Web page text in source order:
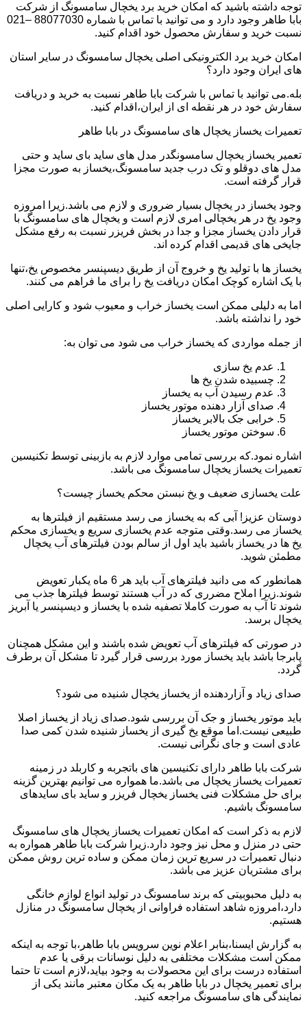
توجه داشته باشید که امکان خرید برد یخچال سامسونگ از شرکت
بابا طاهر وجود دارد و می توانید با تماس با شماره 88077030 –021
نسبت خرید و سفارش محصول خود اقدام کنید.
امکان خرید برد الکترونیکی اصلی یخچال سامسونگ در سایر استان
های ایران وجود دارد؟
بله.می توانید با تماس با شرکت بابا طاهر نسبت به خرید و دریافت
سفارش خود در هر نقطه ای از ایران،اقدام کنید.
تعمیرات یخساز یخچال های سامسونگ در بابا طاهر
تعمیر یخساز یخچال سامسونگدر مدل های ساید بای ساید و حتی
مدل های دوقلو و تک درب جدید سامسونگ،یخساز به صورت مجزا
قرار گرفته است.
وجود یخساز در یخچال بسیار ضروری و لازم می باشد.زیرا امروزه
وجود یخ در هر یخچالی امری لازم است و یخچال های سامسونگ با
قرار دادن یخساز مجزا و جدا در بخش فریزر نسبت به رفع مشکل
جایخی های قدیمی اقدام کرده اند.
یخساز ها با تولید یخ و خروج آن از طریق دیسپنسر مخصوص یخ،تنها
با یک اشاره کوچک امکان دریافت یخ را برای ما فراهم می کنند.
اما به دلیلی ممکن است یخساز خراب و معیوب شود و کارایی اصلی
خود را نداشته باشد.
از جمله مواردی که یخساز خراب می شود می توان به:
عدم یخ سازی
چسبیده شدن یخ ها
عدم رسیدن آب به یخساز
صدای آزار دهنده موتور یخساز
خرابی جک بالابر یخساز
سوختن موتور یخساز
اشاره نمود.که بررسی تمامی موارد لازم به بازبینی توسط تکنیسین
تعمیرات یخساز یخچال سامسونگ می باشد.
علت یخسازی ضعیف و یخ نبستن محکم یخساز چیست؟
دوستان عزیز! آبی که به یخساز می رسد مستقیم از فیلترها به
یخساز می رسد.وقتی متوجه عدم یخسازی سریع و یخسازی محکم
یخ ها در یخساز باشید باید اول از سالم بودن فیلترهای آب یخچال
مطمئن شوید.
همانطور که می دانید فیلترهای آب باید هر 6 ماه یکبار تعویض
شوند.زیرا املاح مضرری که در آب هستند توسط فیلترها جذب می
شوند تا آب به صورت کاملا تصفیه شده با یخساز و دیسپنسر یا آبریز
یخچال برسد.
در صورتی که فیلترهای آب تعویض شده باشند و این مشکل همچنان
پابرجا باشد باید یخساز مورد بررسی قرار گیرد تا مشکل آن برطرف
گردد.
صدای زیاد و آزاردهنده از یخساز یخچال شنیده می شود؟
باید موتور یخساز و جک آن بررسی شود.صدای زیاد از یخساز اصلا
طبیعی نیست.اما موقع یخ گیری از یخساز شنیده شدن کمی صدا
عادی است و جای نگرانی نیست.
شرکت بابا طاهر دارای تکنیسین های باتجربه و کاربلد در زمینه
تعمیرات یخساز یخچال می باشد.ما همواره می توانیم بهترین گزینه
برای حل مشکلات فنی یخساز یخچال فریزر و ساید بای سایدهای
سامسونگ باشیم.
لازم به ذکر است که امکان تعمیرات یخساز یخچال های سامسونگ
حتی در منزل و محل نیز وجود دارد.زیرا شرکت بابا طاهر همواره به
دنبال تعمیرات در سریع ترین زمان ممکن و ساده ترین روش ممکن
برای مشتریان عزیز می باشد.
به دلیل محبوبیتی که برند سامسونگ در تولید انواع لوازم خانگی
دارد،امروزه شاهد استفاده فراوانی از یخچال سامسونگ در منازل
هستیم.
به گزارش ایسنا،بنابر اعلام نوین سرویس بابا طاهر،با توجه به اینکه
ممکن است مشکلات مختلفی به دلیل نوسانات برقی یا عدم
استفاده درست برای این محصولات به وجود بیاید،لازم است تا حتما
برای تعمیر یخچال در بابا طاهر به یک مکان معتبر مانند یکی از
نمایندگی های سامسونگ مراجعه کنید.